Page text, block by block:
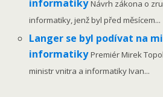
informatikyNávrh zákona o
informatiky, jenž byl před měsícem...
Langer se byl podívat na
informatikyPremiér Mirek
ministr vnitra a informatiky Ivan...